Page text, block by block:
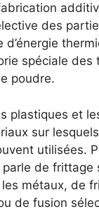
des
d’énergie
spéciale des
poudre.
plastiques et
sur
utilisées.
de frittage
les métaux, de
de fusion